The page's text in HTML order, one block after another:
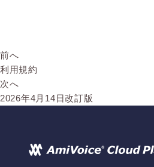
前へ
利用規約
次へ
2026年4月14日改訂版